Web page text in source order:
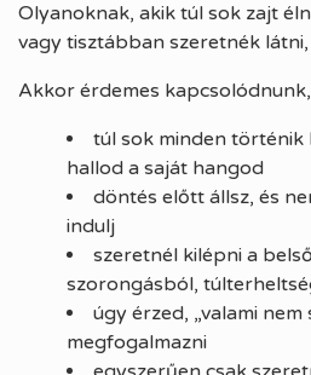
Olyanoknak, akik túl sok zajt
vagy tisztábban szeretnék
Akkor érdemes
túl sok minden
hallod a saját hangod
döntés előtt állsz, és
indulj
szeretnél kilépni a
szorongásból,
úgy érzed, „valami
megfogalmazni